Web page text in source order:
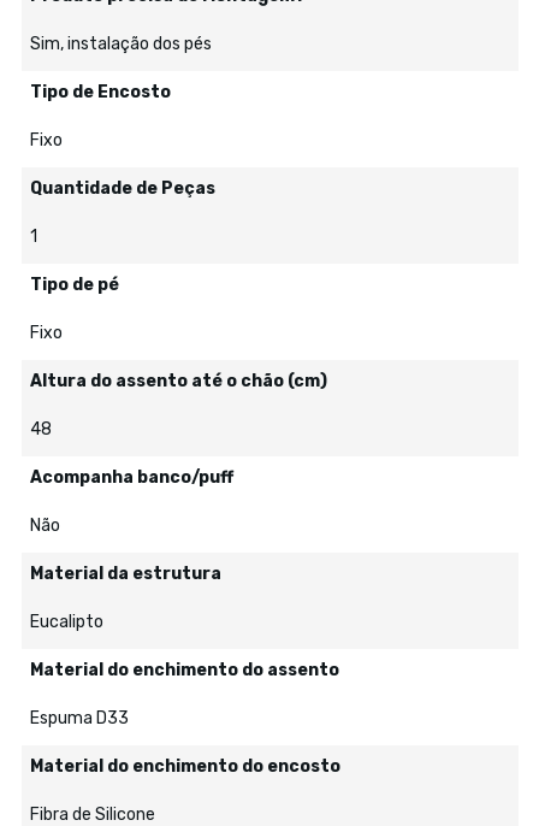
Sim, instalação dos pés
Tipo de Encosto
Fixo
Quantidade de Peças
1
Tipo de pé
Fixo
Altura do assento até o chão (cm)
48
Acompanha banco/puff
Não
Material da estrutura
Eucalipto
Material do enchimento do assento
Espuma D33
Material do enchimento do encosto
Fibra de Silicone